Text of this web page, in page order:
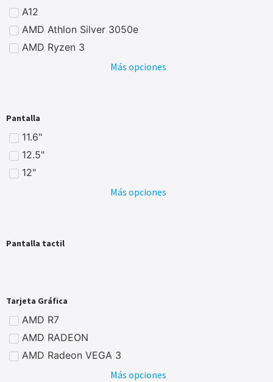
A12
AMD Athlon Silver 3050e
AMD Ryzen 3
Más opciones
Pantalla
11.6"
12.5"
12"
Más opciones
Pantalla tactil
Tarjeta Gráfica
AMD R7
AMD RADEON
AMD Radeon VEGA 3
Más opciones